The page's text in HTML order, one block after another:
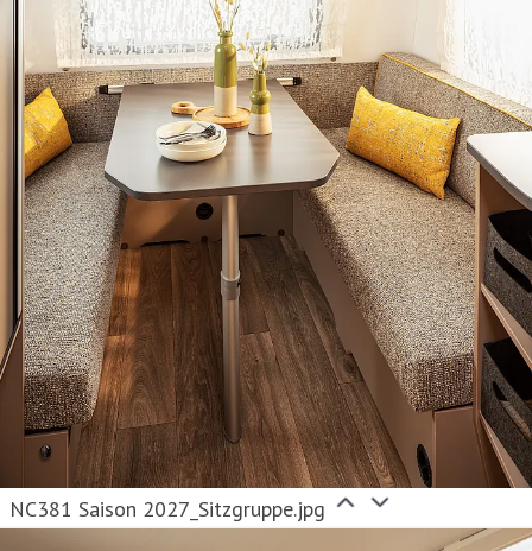
NC381 Saison 2027_Sitzgruppe.jpg